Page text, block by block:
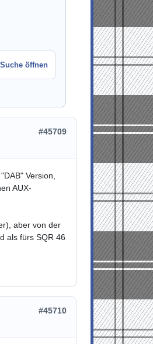
öffnen
#45709
Version,
AUX-
aber von der
als fürs SQR 46
#45710